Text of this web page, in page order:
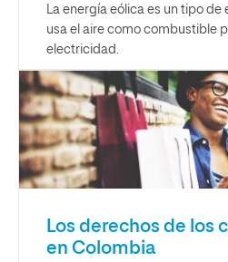
La energía eólica es un tipo
usa el aire como combustible
electricidad.
Los derechos de los
en Colombia